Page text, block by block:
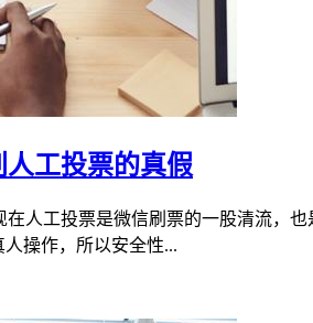
工投票的真假
人工投票是微信刷票的一股清流，
操作，所以安全性...